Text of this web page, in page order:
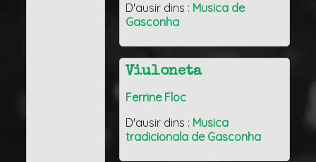
D'ausir dins : Musica de
Gasconha
Viuloneta
Ferrine Floc
D'ausir dins : Musica
tradicionala de Gasconha